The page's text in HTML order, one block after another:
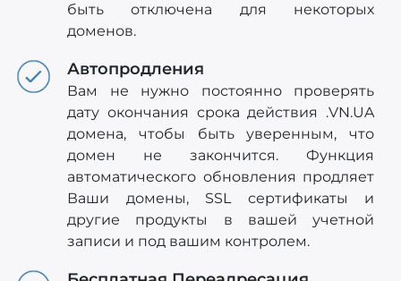
быть отключена для некоторых
доменов.
Автопродления
Вам не нужно постоянно проверять
дату окончания срока действия .VN.UA
домена, чтобы быть уверенным, что
домен не закончится. Функция
автоматического обновления продляет
Ваши домены, SSL сертификаты и
другие продукты в вашей учетной
записи и под вашим контролем.